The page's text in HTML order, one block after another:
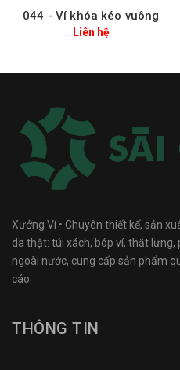
044 - Ví khóa kéo vuông
Liên hệ
Xưởng Ví • Chuyên thiết kế, sản
da thật: túi xách, bóp ví, thắt
ngoài nước, cung cấp sản phẩm
cáo.
THÔNG TIN